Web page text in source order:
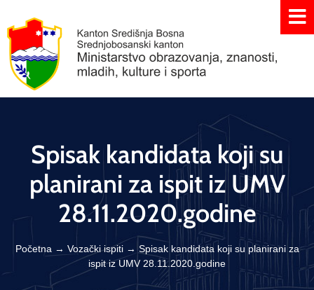
Spisak kandidata koji su
planirani za ispit iz UMV
28.11.2020.godine
Početna → Vozački ispiti→ Spisak kandidata koji su planirani za
ispit iz UMV 28.11.2020.godine